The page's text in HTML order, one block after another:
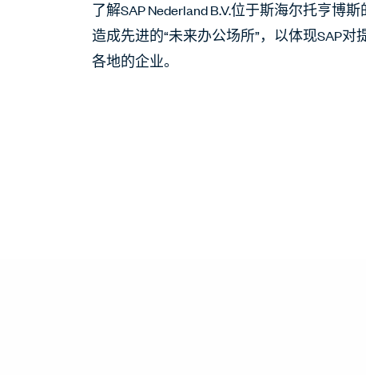
了解SAP Nederland B.V.位于斯海尔托亨
造成先进的“未来办公场所”，以体现SAP
各地的企业。